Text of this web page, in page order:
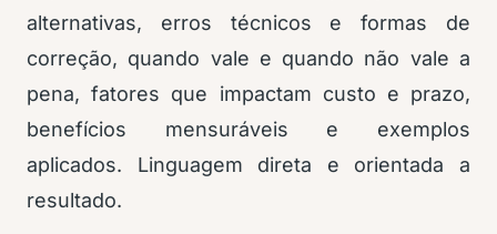
alternativas, erros técnicos e formas de
correção, quando vale e quando não vale a
pena, fatores que impactam custo e prazo,
benefícios mensuráveis e exemplos
aplicados. Linguagem direta e orientada a
resultado.